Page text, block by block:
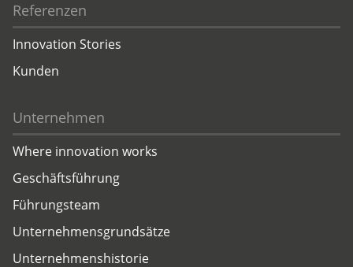
Referenzen
Innovation Stories
Kunden
Unternehmen
Where innovation works
Geschäftsführung
Führungsteam
Unternehmensgrundsätze
Unternehmenshistorie